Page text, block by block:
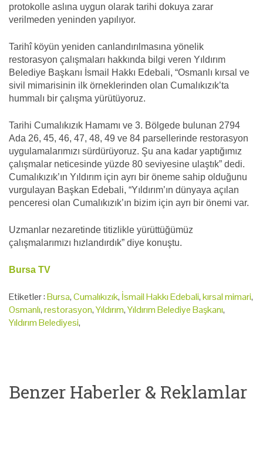
protokolle aslına uygun olarak tarihi dokuya zarar
verilmeden yeninden yapılıyor.
Tarihî köyün yeniden canlandırılmasına yönelik
restorasyon çalışmaları hakkında bilgi veren Yıldırım
Belediye Başkanı İsmail Hakkı Edebali, “Osmanlı kırsal ve
sivil mimarisinin ilk örneklerinden olan Cumalıkızık’ta
hummalı bir çalışma yürütüyoruz.
Tarihi Cumalıkızık Hamamı ve 3. Bölgede bulunan 2794
Ada 26, 45, 46, 47, 48, 49 ve 84 parsellerinde restorasyon
uygulamalarımızı sürdürüyoruz. Şu ana kadar yaptığımız
çalışmalar neticesinde yüzde 80 seviyesine ulaştık” dedi.
Cumalıkızık’ın Yıldırım için ayrı bir öneme sahip olduğunu
vurgulayan Başkan Edebali, “Yıldırım’ın dünyaya açılan
penceresi olan Cumalıkızık’ın bizim için ayrı bir önemi var.
Uzmanlar nezaretinde titizlikle yürüttüğümüz
çalışmalarımızı hızlandırdık” diye konuştu.
Bursa TV
Etiketler :Bursa,Cumalıkızık, İsmail Hakkı Edebali,kırsal mimari,
Osmanlı,restorasyon,Yıldırım,Yıldırım Belediye Başkanı,
Yıldırım Belediyesi,
Benzer Haberler & Reklamlar